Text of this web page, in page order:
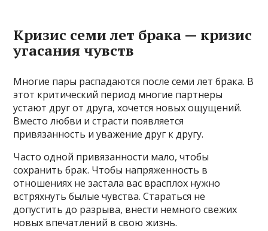
Кризис семи лет брака — кризис
угасания чувств
Многие пары распадаются после семи лет брака. В
этот критический период многие партнеры
устают друг от друга, хочется новых ощущений.
Вместо любви и страсти появляется
привязанность и уважение друг к другу.
Часто одной привязанности мало, чтобы
сохранить брак. Чтобы напряженность в
отношениях не застала вас врасплох нужно
встряхнуть былые чувства. Стараться не
допустить до разрыва, внести немного свежих
новых впечатлений в свою жизнь.